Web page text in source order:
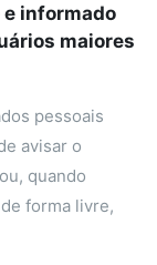
informado
maiores
pessoais
avisar o
quando
forma livre,